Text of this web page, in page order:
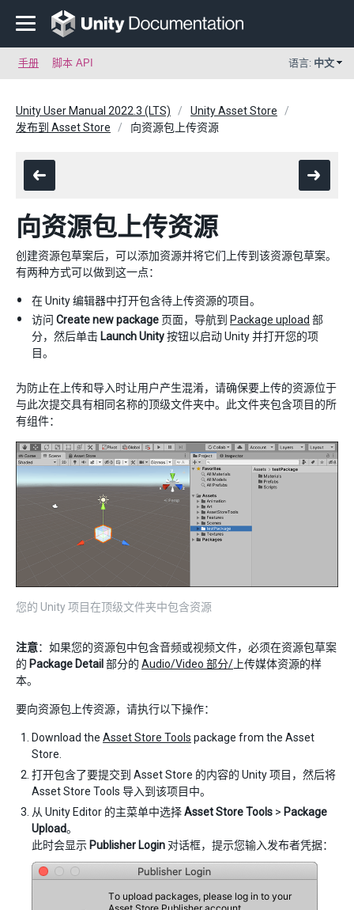
手册 脚本 API 语言: 中文
Unity User Manual 2022.3 (LTS)
Unity Asset Store
发布到 Asset Store
向资源包上传资源
向资源包上传资源
创建资源包草案后，可以添加资源并将它们上传到该资源包草案。
有两种方式可以做到这一点：
在 Unity 编辑器中打开包含待上传资源的项目。
访问 Create new package 页面，导航到 Package upload 部
分，然后单击 Launch Unity按钮以启动 Unity 并打开您的项
目。
为防止在上传和导入时让用户产生混淆，请确保要上传的资源位于
与此次提交具有相同名称的顶级文件夹中。此文件夹包含项目的所
有组件：
您的 Unity 项目在顶级文件夹中包含资源
注意：如果您的资源包中包含音频或视频文件，必须在资源包草案
的 Package Detail部分的 Audio/Video 部分/ 上传媒体资源的样
本。
要向资源包上传资源，请执行以下操作：
Download the Asset Store Tools package from the Asset
Store.
打开包含了要提交到 Asset Store 的内容的 Unity 项目，然后将
Asset Store Tools 导入到该项目中。
从 Unity Editor 的主菜单中选择Asset Store Tools > Package
Upload。
此时会显示 Publisher Login 对话框，提示您输入发布者凭据：